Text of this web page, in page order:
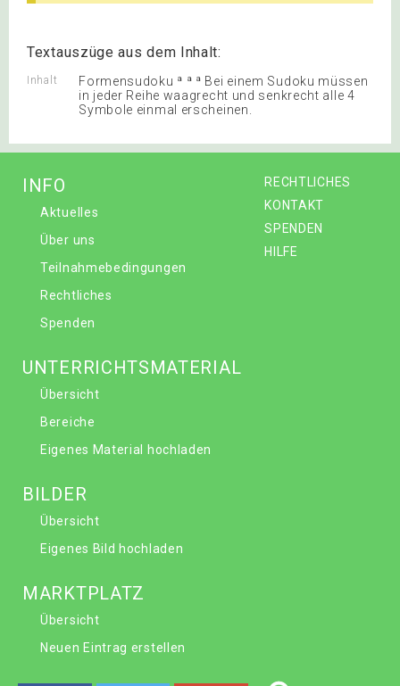
Textauszüge aus dem Inhalt:
Inhalt
Formensudoku ª ª ª Bei einem Sudoku müssen
in jeder Reihe waagrecht und senkrecht alle 4
Symbole einmal erscheinen.
RECHTLICHES
KONTAKT
SPENDEN
HILFE
INFO
Aktuelles
Über uns
Teilnahmebedingungen
Rechtliches
Spenden
UNTERRICHTSMATERIAL
Übersicht
Bereiche
Eigenes Material hochladen
BILDER
Übersicht
Eigenes Bild hochladen
MARKTPLATZ
Übersicht
Neuen Eintrag erstellen